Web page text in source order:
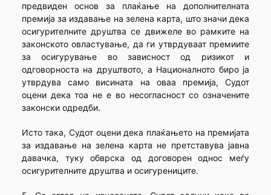
предвиден основ за плаќање на дополнителната
премија за издавање на зелена карта, што значи дека
осигурителните друштва се движеле во рамките на
законското овластување, да ги утврдуваат премиите
за осигурување во зависност од ризикот и
одговорноста на друштвото, а Националното биро ја
утврдува само висината на оваа премија, Судот
оцени дека тоа не е во несогласност со означените
законски одредби.
Исто така, Судот оцени дека плаќањето на премијата
за издавање на зелена карта не претставува јавна
давачка, туку обврска од договорен однос меѓу
осигурителните друштва и осигурениците.